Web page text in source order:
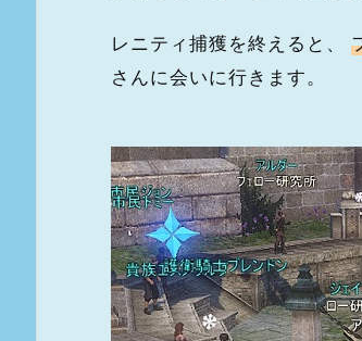
レニティ捕獲を終えると、
さんに会いに行きます。